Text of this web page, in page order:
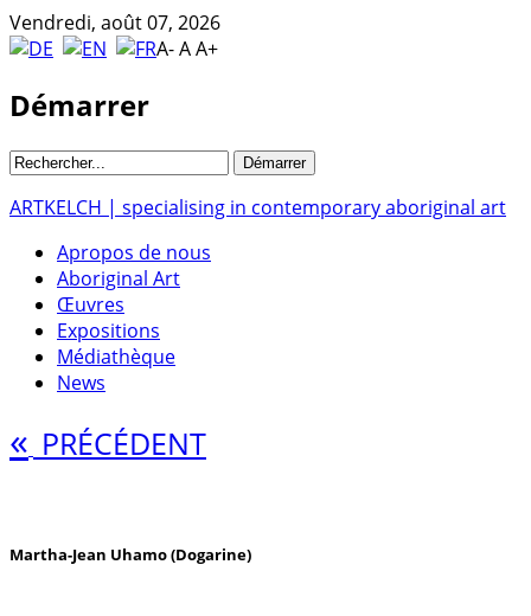
Vendredi, août 07, 2026
A-AA+
Démarrer
ARTKELCH | specialising in contemporary aboriginal art
Apropos de nous
Aboriginal Art
Œuvres
Expositions
Médiathèque
News
« PRÉCÉDENT
Martha-Jean Uhamo (Dogarine)